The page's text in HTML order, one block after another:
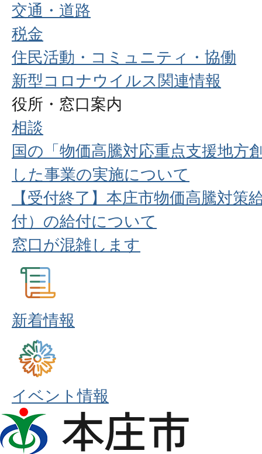
交通・道路
税金
住民活動・コミュニティ・協働
新型コロナウイルス関連情報
役所・窓口案内
相談
国の「物価高騰対応重点支援地方
した事業の実施について
【受付終了】本庄市物価高騰対策
付）の給付について
窓口が混雑します
新着情報
イベント情報
本
庄